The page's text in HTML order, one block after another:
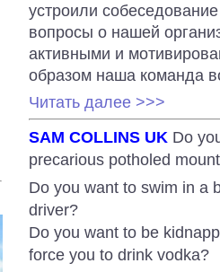
устроили
вопросы о нашей
активными и
образом наша команда
Читать далее >>>
SAM COLLINS UK Do
precarious potholed
Do you want to swim in a
driver?
Do you want to be
force you to drink vodka?